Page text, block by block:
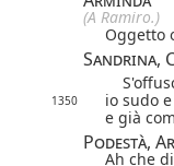
(A Ramiro.)
Oggetto
Sandrina,
1350
io sudo
e già
Podestà,
Ah che